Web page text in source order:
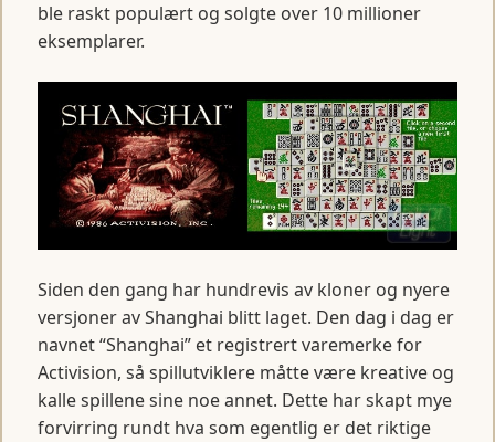
ble raskt populært og solgte over 10 millioner
eksemplarer.
Siden den gang har hundrevis av kloner og nyere
versjoner av Shanghai blitt laget. Den dag i dag er
navnet “Shanghai” et registrert varemerke for
Activision, så spillutviklere måtte være kreative og
kalle spillene sine noe annet. Dette har skapt mye
forvirring rundt hva som egentlig er det riktige